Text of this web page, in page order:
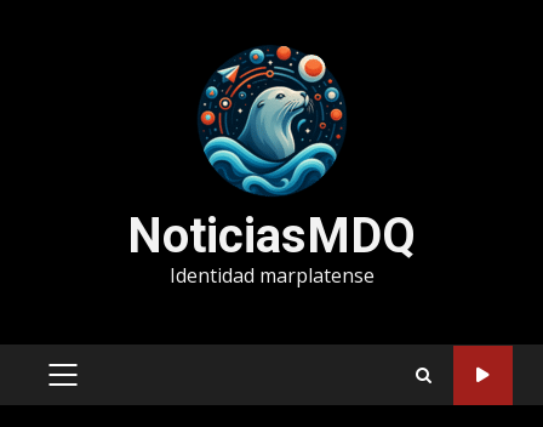
NoticiasMDQ
Identidad marplatense
MENÚ